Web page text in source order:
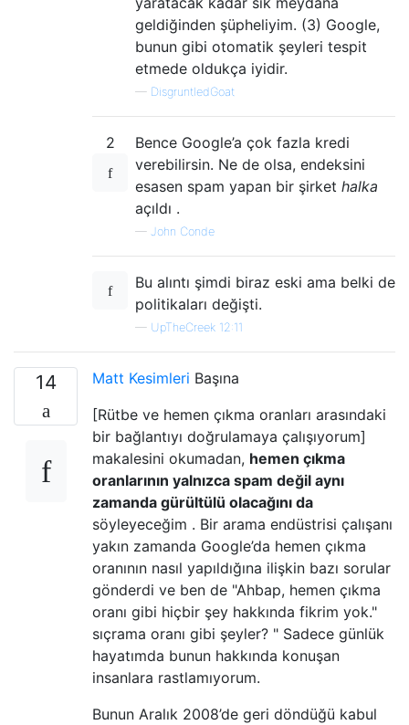
geldiğinden şüpheliyim. (3) Google,
bunun gibi otomatik şeyleri tespit
etmede oldukça iyidir.
— DisgruntledGoat
2
Bence Google’a çok fazla kredi
verebilirsin. Ne de olsa, endeksini
esasen spam yapan bir şirket halka
açıldı .
— John Conde
Bu alıntı şimdi biraz eski ama belki de
politikaları değişti.
— UpTheCreek 12:11
14 Matt Kesimleri Başına
[Rütbe ve hemen çıkma oranları arasındaki
bir bağlantıyı doğrulamaya çalışıyorum]
makalesini okumadan, hemen çıkma
oranlarının yalnızca spam değil aynı
zamanda gürültülü olacağını da
söyleyeceğim . Bir arama endüstrisi çalışanı
yakın zamanda Google’da hemen çıkma
oranının nasıl yapıldığına ilişkin bazı sorular
gönderdi ve ben de "Ahbap, hemen çıkma
oranı gibi hiçbir şey hakkında fikrim yok."
sıçrama oranı gibi şeyler? " Sadece günlük
hayatımda bunun hakkında konuşan
insanlara rastlamıyorum.
Bunun Aralık 2008’de geri döndüğü kabul